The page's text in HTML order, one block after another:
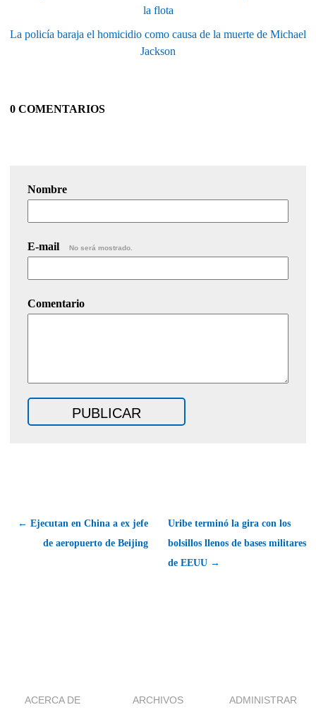
la flota
La policía baraja el homicidio como causa de la muerte de Michael
Jackson
0 COMENTARIOS
Nombre
E-mail No será mostrado.
Comentario
← Ejecutan en China a ex jefe
de aeropuerto de Beijing
Uribe terminó la gira con los
bolsillos llenos de bases militares
de EEUU →
ACERCA DE ARCHIVOS ADMINISTRAR